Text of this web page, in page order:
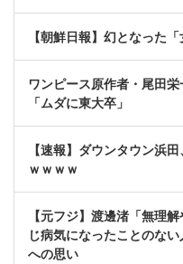
【朝鮮日報】幻となった「
ワンピース原作者・尾田
「ムダに東大卒」
【速報】ダウンタウン浜
ｗｗｗｗ
【元フジ】渡邊渚「無理
じ病気になったことのな
への思い